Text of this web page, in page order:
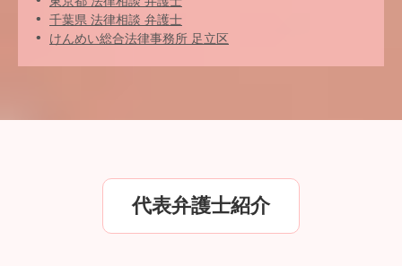
千葉県 法律相談 弁護士
けんめい総合法律事務所 足立区
代表弁護士紹介